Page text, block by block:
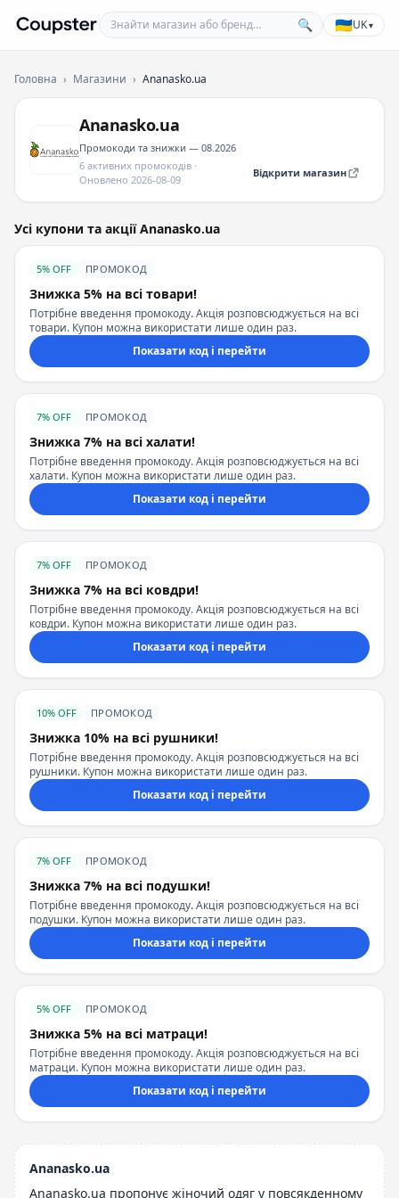
Coupster
Знайти магазин або бренд 🔍 🇺🇦UK▾
Головна › Магазини › Ananasko.ua
Ananasko.ua
Промокоди та знижки — 08.2026
6 активних промокодів ·
Оновлено 2026-08-09
Відкрити магазин
Усі купони та акції Ananasko.ua
5% OFF ПРОМОКОД
Знижка 5% на всі товари!
Потрібне введення промокоду. Акція розповсюджується на всі
товари. Купон можна використати лише один раз.
Показати код і перейти
7% OFF ПРОМОКОД
Знижка 7% на всі халати!
Потрібне введення промокоду. Акція розповсюджується на всі
халати. Купон можна використати лише один раз.
Показати код і перейти
7% OFF ПРОМОКОД
Знижка 7% на всі ковдри!
Потрібне введення промокоду. Акція розповсюджується на всі
ковдри. Купон можна використати лише один раз.
Показати код і перейти
10% OFF ПРОМОКОД
Знижка 10% на всі рушники!
Потрібне введення промокоду. Акція розповсюджується на всі
рушники. Купон можна використати лише один раз.
Показати код і перейти
7% OFF ПРОМОКОД
Знижка 7% на всі подушки!
Потрібне введення промокоду. Акція розповсюджується на всі
подушки. Купон можна використати лише один раз.
Показати код і перейти
5% OFF ПРОМОКОД
Знижка 5% на всі матраци!
Потрібне введення промокоду. Акція розповсюджується на всі
матраци. Купон можна використати лише один раз.
Показати код і перейти
Ananasko.ua
Ananasko.ua пропонує жіночий одяг у повсякденному